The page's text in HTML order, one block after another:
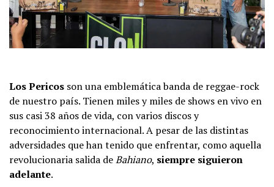
Los Pericos son una emblemática banda de reggae-rock
de nuestro país. Tienen miles y miles de shows en vivo en
sus casi 38 años de vida, con varios discos y
reconocimiento internacional. A pesar de las distintas
adversidades que han tenido que enfrentar, como aquella
revolucionaria salida deBahiano, siempre siguieron
adelante.